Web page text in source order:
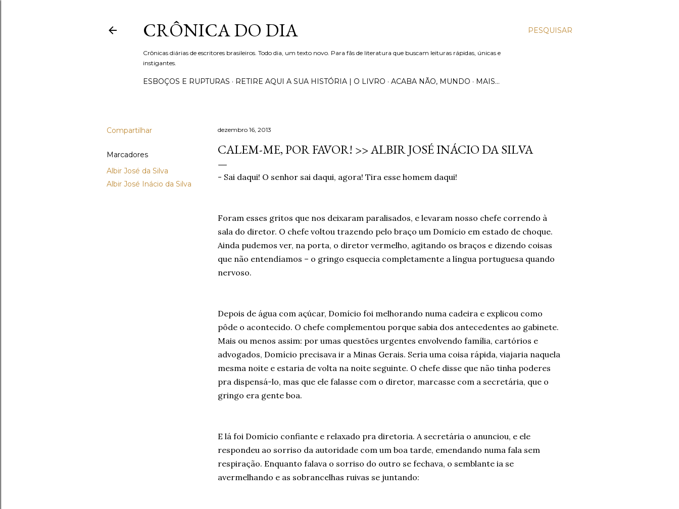
PESQUISAR
CRÔNICA DO DIA
Crônicas diárias de escritores brasileiros. Todo dia, um texto novo. Para fãs de literatura que buscam leituras rápidas, únicas e
instigantes.
ESBOÇOS E RUPTURAS RETIRE AQUI A SUA HISTÓRIA | O LIVRO ACABA NÃO, MUNDO MAIS…
Compartilhar
Marcadores
Albir José da Silva
Albir José Inácio da Silva
dezembro 16, 2013
CALEM-ME, POR FAVOR! >> ALBIR JOSÉ INÁCIO DA SILVA
- Sai daqui! O senhor sai daqui, agora! Tira esse homem daqui!
Foram esses gritos que nos deixaram paralisados, e levaram nosso chefe correndo à
sala do diretor. O chefe voltou trazendo pelo braço um Domício em estado de choque.
Ainda pudemos ver, na porta, o diretor vermelho, agitando os braços e dizendo coisas
que não entendíamos – o gringo esquecia completamente a língua portuguesa quando
nervoso.
Depois de água com açúcar, Domício foi melhorando numa cadeira e explicou como
pôde o acontecido. O chefe complementou porque sabia dos antecedentes ao gabinete.
Mais ou menos assim: por umas questões urgentes envolvendo família, cartórios e
advogados, Domício precisava ir a Minas Gerais. Seria uma coisa rápida, viajaria naquela
mesma noite e estaria de volta na noite seguinte. O chefe disse que não tinha poderes
pra dispensá-lo, mas que ele falasse com o diretor, marcasse com a secretária, que o
gringo era gente boa.
E lá foi Domício confiante e relaxado pra diretoria. A secretária o anunciou, e ele
respondeu ao sorriso da autoridade com um boa tarde, emendando numa fala sem
respiração. Enquanto falava o sorriso do outro se fechava, o semblante ia se
avermelhando e as sobrancelhas ruivas se juntando: